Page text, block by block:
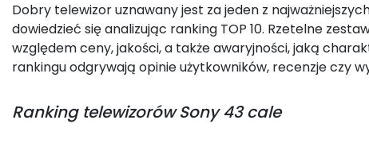
Dobry telewizor uznawany jest za jeden z
dowiedzieć się analizując ranking TOP 10. Rzetelne
względem ceny, jakości, a także awaryjności, jaką
rankingu odgrywają opinie użytkowników, recenzje czy
Ranking telewizorów Sony 43 cale